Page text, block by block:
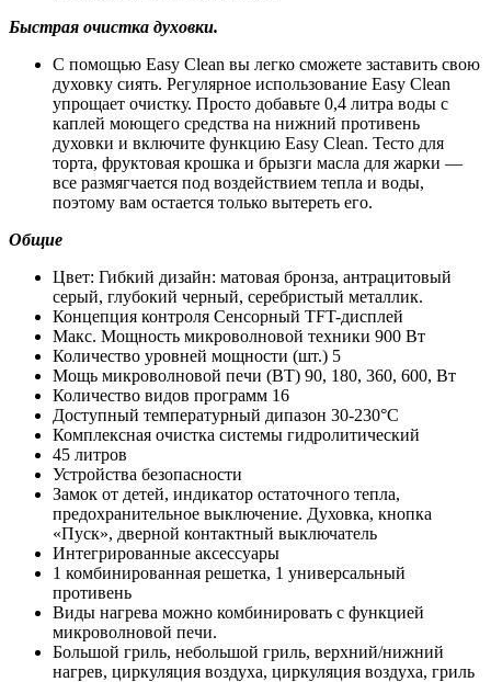
Быстрая очистка духовки.
С помощью Easy Clean вы легко сможете заставить свою
духовку сиять. Регулярное использование Easy Clean
упрощает очистку. Просто добавьте 0,4 литра воды с
каплей моющего средства на нижний противень
духовки и включите функцию Easy Clean. Тесто для
торта, фруктовая крошка и брызги масла для жарки —
все размягчается под воздействием тепла и воды,
поэтому вам остается только вытереть его.
Общие
Цвет: Гибкий дизайн: матовая бронза, антрацитовый
серый, глубокий черный, серебристый металлик.
Концепция контроля Сенсорный TFT-дисплей
Макс. Мощность микроволновой техники 900 Вт
Количество уровней мощности (шт.) 5
Мощь микроволновой печи (ВТ) 90, 180, 360, 600, Вт
Количество видов программ 16
Доступный температурный дипазон 30-230°С
Комплексная очистка системы гидролитический
45 литров
Устройства безопасности
Замок от детей, индикатор остаточного тепла,
предохранительное выключение. Духовка, кнопка
«Пуск», дверной контактный выключатель
Интегрированные аксессуары
1 комбинированная решетка, 1 универсальный
противень
Виды нагрева можно комбинировать с функцией
микроволновой печи.
Большой гриль, небольшой гриль, верхний/нижний
нагрев, циркуляция воздуха, циркуляция воздуха, гриль